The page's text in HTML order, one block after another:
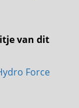
van dit
Force